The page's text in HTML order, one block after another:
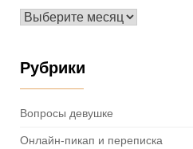
Архивы
Рубрики
Вопросы девушке
Онлайн-пикап и переписка